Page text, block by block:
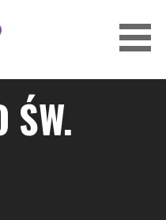
ŚW.